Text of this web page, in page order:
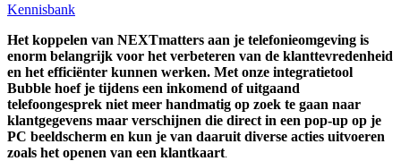
Kennisbank
Het koppelen van NEXTmatters aan je telefonieomgeving is
enorm belangrijk voor het verbeteren van de klanttevredenheid
en het efficiënter kunnen werken. Met onze integratietool
Bubble hoef je tijdens een inkomend of uitgaand
telefoongesprek niet meer handmatig op zoek te gaan naar
klantgegevens maar verschijnen die direct in een pop-up op je
PC beeldscherm en kun je van daaruit diverse acties uitvoeren
zoals het openen van een klantkaart